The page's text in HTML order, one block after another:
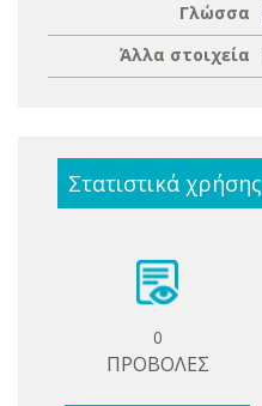
Γλώσσα
Άλλα στοιχεία
Στατιστικά χρήσης
0
ΠΡΟΒΟΛΕΣ